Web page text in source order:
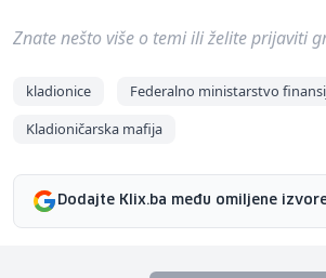
Znate nešto više o temi ili želite prijaviti
kladionice
Federalno ministarstvo
Kladioničarska mafija
Dodajte Klix.ba među omiljene